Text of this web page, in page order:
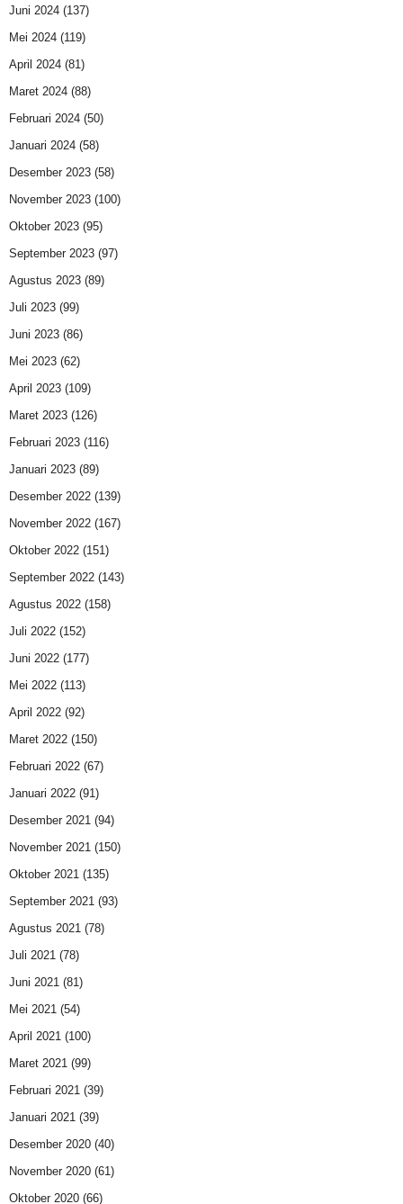
Juni 2024 (137)
Mei 2024 (119)
April 2024 (81)
Maret 2024 (88)
Februari 2024 (50)
Januari 2024 (58)
Desember 2023 (58)
November 2023 (100)
Oktober 2023 (95)
September 2023 (97)
Agustus 2023 (89)
Juli 2023 (99)
Juni 2023 (86)
Mei 2023 (62)
April 2023 (109)
Maret 2023 (126)
Februari 2023 (116)
Januari 2023 (89)
Desember 2022 (139)
November 2022 (167)
Oktober 2022 (151)
September 2022 (143)
Agustus 2022 (158)
Juli 2022 (152)
Juni 2022 (177)
Mei 2022 (113)
April 2022 (92)
Maret 2022 (150)
Februari 2022 (67)
Januari 2022 (91)
Desember 2021 (94)
November 2021 (150)
Oktober 2021 (135)
September 2021 (93)
Agustus 2021 (78)
Juli 2021 (78)
Juni 2021 (81)
Mei 2021 (54)
April 2021 (100)
Maret 2021 (99)
Februari 2021 (39)
Januari 2021 (39)
Desember 2020 (40)
November 2020 (61)
Oktober 2020 (66)